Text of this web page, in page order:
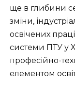
ще в глибини
зміни,
освічених
системи ПТУ у
професійно-
елементом